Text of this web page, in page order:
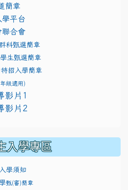
modules/
簡章
學平台
聯合會
科甄選簡章
生甄選簡章
特招入學簡章
級適用)
presentation/d/
影片1
presentation/d/
影片2
入學專區
學須知
甄(審)簡章